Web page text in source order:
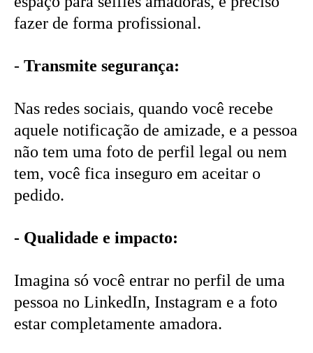
fazer de forma profissional.
- Transmite segurança:
Nas redes sociais, quando você recebe
aquele notificação de amizade, e a pessoa
não tem uma foto de perfil legal ou nem
tem, você fica inseguro em aceitar o
pedido.
- Qualidade e impacto:
Imagina só você entrar no perfil de uma
pessoa no LinkedIn, Instagram e a foto
estar completamente amadora.